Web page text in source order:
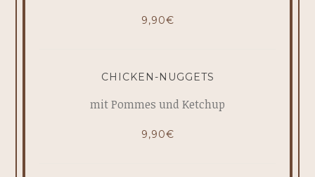
9,90€
CHICKEN-NUGGETS
mit Pommes und Ketchup
9,90€